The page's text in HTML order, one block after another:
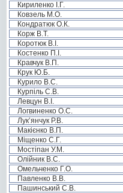
Кириленко І.Г.
Ковзель М.О.
Кондратюк О.К.
Корж В.Т.
Коротюк В.І.
Костенко П.І.
Кравчук В.П.
Крук Ю.Б.
Курило В.С.
Курпіль С.В.
Левцун В.І.
Логвиненко О.С.
Лук’янчук Р.В.
Макієнко В.П.
Міщенко С.Г.
Мостіпан У.М.
Олійник В.С.
Омельченко Г.О.
Павленко В.В.
Пашинський С.В.